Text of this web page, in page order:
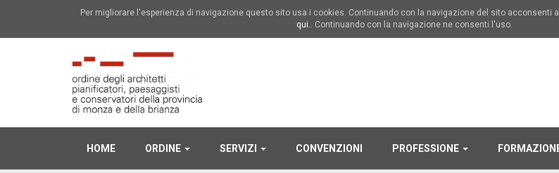
Per migliorare l'esperienza di navigazione questo sito usa i cookies. Continuando con la navigazione del sito acconsenti
qui.. Continuando con la navigazione ne consenti l'uso.
HOME ORDINE SERVIZI CONVENZIONI PROFESSIONE